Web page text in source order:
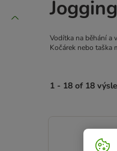
Vodítka na běhání a
Kočárek nebo taška
1 - 18 of 18